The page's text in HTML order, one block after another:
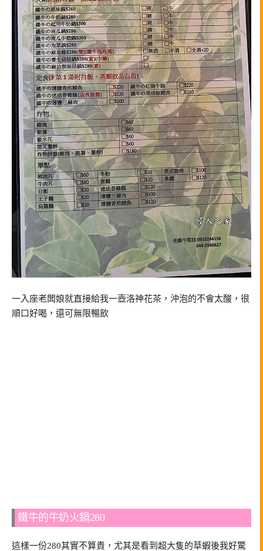
一入座老闆娘就直接給我一壺洛神花茶，沖泡的不會太酸，很
順口好喝，還可無限暢飲
鐵牛的牛奶火鍋280
這樣一份280其實不算貴，尤其是看到超大隻的草蝦後我好驚